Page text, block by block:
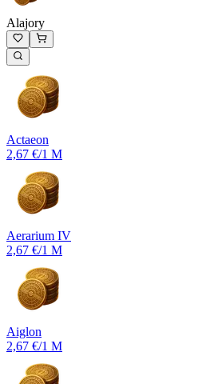
Alajory
Actaeon
2,67 €/1 M
Aerarium IV
2,67 €/1 M
Aiglon
2,67 €/1 M